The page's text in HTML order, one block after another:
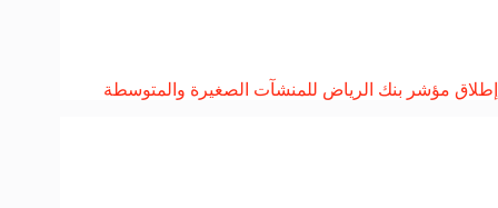
إطلاق مؤشر بنك الرياض للمنشآت الصغيرة والمتوسطة